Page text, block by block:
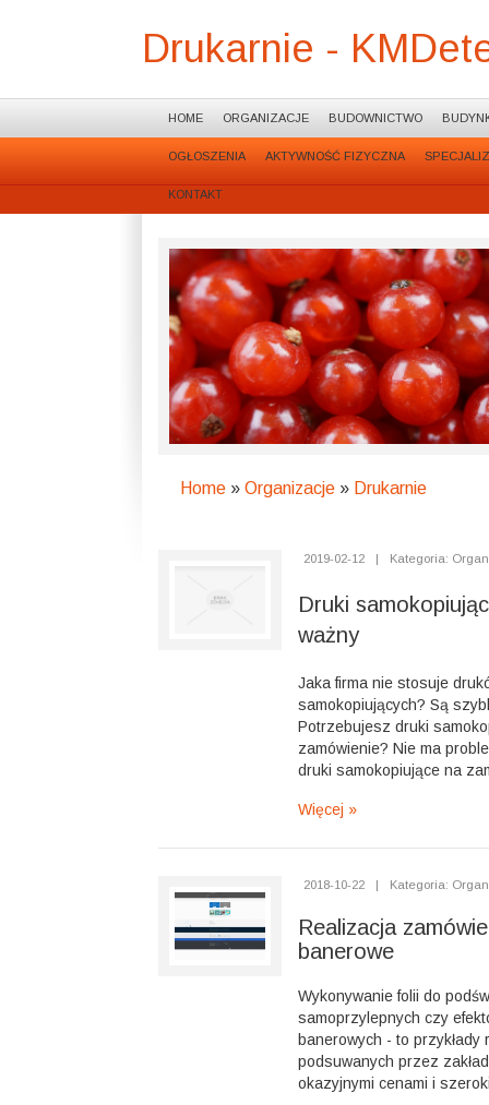
Drukarnie -
HOME ORGANIZACJE BUDOWNICTWO
OGŁOSZENIA AKTYWNOŚĆ FIZYCZNA
KONTAKT
Home » Organizacje » Drukarnie
2019-02-12 | Kategoria:
Druki
ważny
Jaka firma nie stosuje
samokopiujących? Są
Potrzebujesz druki
zamówienie? Nie ma
druki samokopiujące na
Więcej »
2018-10-22 | Kategoria:
Realizacja
banerowe
Wykonywanie folii do
samoprzylepnych czy
banerowych - to przykłady
podsuwanych przez
okazyjnymi cenami i